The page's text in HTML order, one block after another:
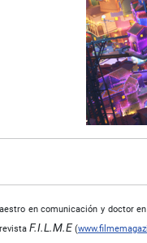
en comunicación y doctor
F.I.L.M.E(